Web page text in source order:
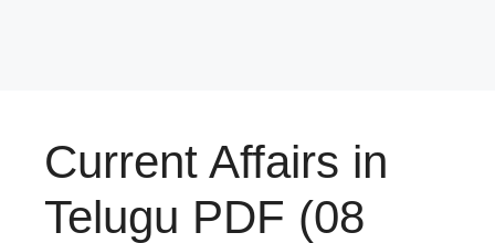
Current Affairs in
Telugu PDF (08